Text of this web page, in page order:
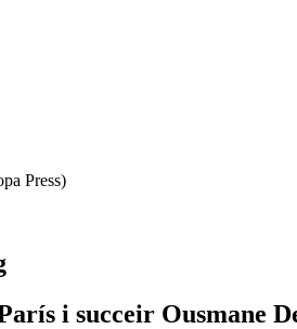
Press)
i succeir Ousmane